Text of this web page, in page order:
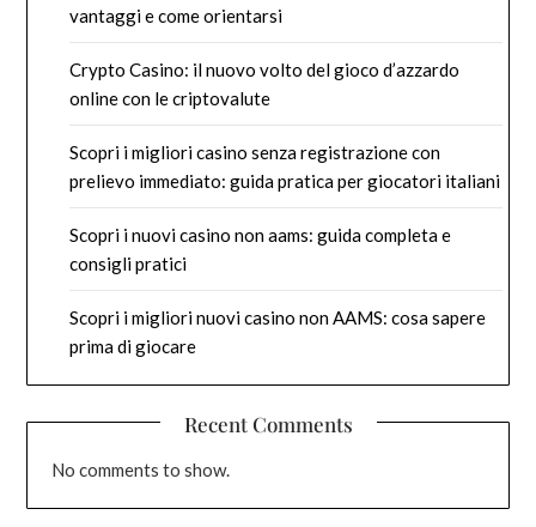
vantaggi e come orientarsi
Crypto Casino: il nuovo volto del gioco d’azzardo
online con le criptovalute
Scopri i migliori casino senza registrazione con
prelievo immediato: guida pratica per giocatori italiani
Scopri i nuovi casino non aams: guida completa e
consigli pratici
Scopri i migliori nuovi casino non AAMS: cosa sapere
prima di giocare
Recent Comments
No comments to show.